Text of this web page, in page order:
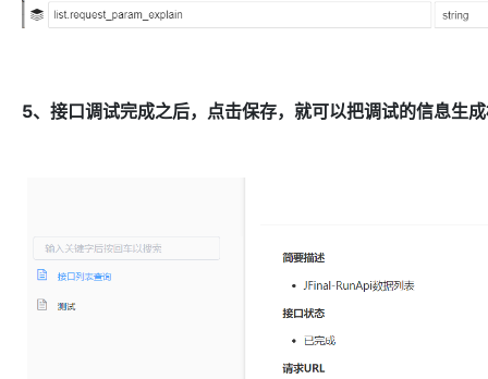
5、接口调试完成之后，点击保存，就可以把调试的信息生